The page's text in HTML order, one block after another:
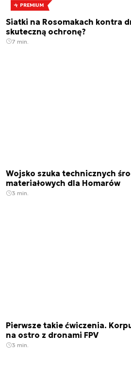
PREMIUM
Siatki na Rosomakach kontra
skuteczną ochronę?
7 min.
Wojsko szuka technicznych
materiałowych dla Homarów
3 min.
Pierwsze takie ćwiczenia.
na ostro z dronami FPV
3 min.